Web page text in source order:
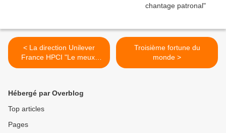
< La direction Unilever
France HPCI "Le meux"
met la CGT au tribunal
Troisième fortune du
monde >
Hébergé par Overblog
Top articles
Pages